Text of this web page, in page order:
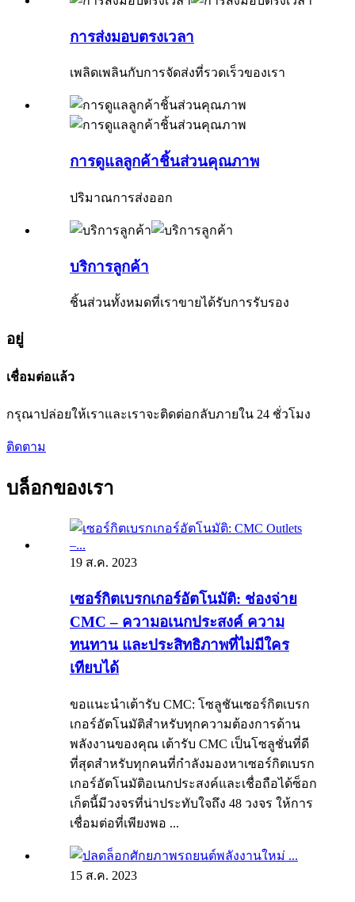
การส่งมอบตรงเวลา
เพลิดเพลินกับการจัดส่งที่รวดเร็วของเรา
การดูแลลูกค้าชิ้นส่วนคุณภาพ
ปริมาณการส่งออก
บริการลูกค้า
ชิ้นส่วนทั้งหมดที่เราขายได้รับการรับรอง
อยู่
เชื่อมต่อแล้ว
กรุณาปล่อยให้เราและเราจะติดต่อกลับภายใน 24 ชั่วโมง
ติดตาม
บล็อกของเรา
19 ส.ค. 2023
เซอร์กิตเบรกเกอร์อัตโนมัติ: ช่องจ่าย
CMC – ความอเนกประสงค์ ความ
ทนทาน และประสิทธิภาพที่ไม่มีใคร
เทียบได้
ขอแนะนำเต้ารับ CMC: โซลูชันเซอร์กิตเบรก
เกอร์อัตโนมัติสำหรับทุกความต้องการด้าน
พลังงานของคุณ เต้ารับ CMC เป็นโซลูชั่นที่ดี
ที่สุดสำหรับทุกคนที่กำลังมองหาเซอร์กิตเบรก
เกอร์อัตโนมัติอเนกประสงค์และเชื่อถือได้ซ็อก
เก็ตนี้มีวงจรที่น่าประทับใจถึง 48 วงจร ให้การ
เชื่อมต่อที่เพียงพอ ...
15 ส.ค. 2023